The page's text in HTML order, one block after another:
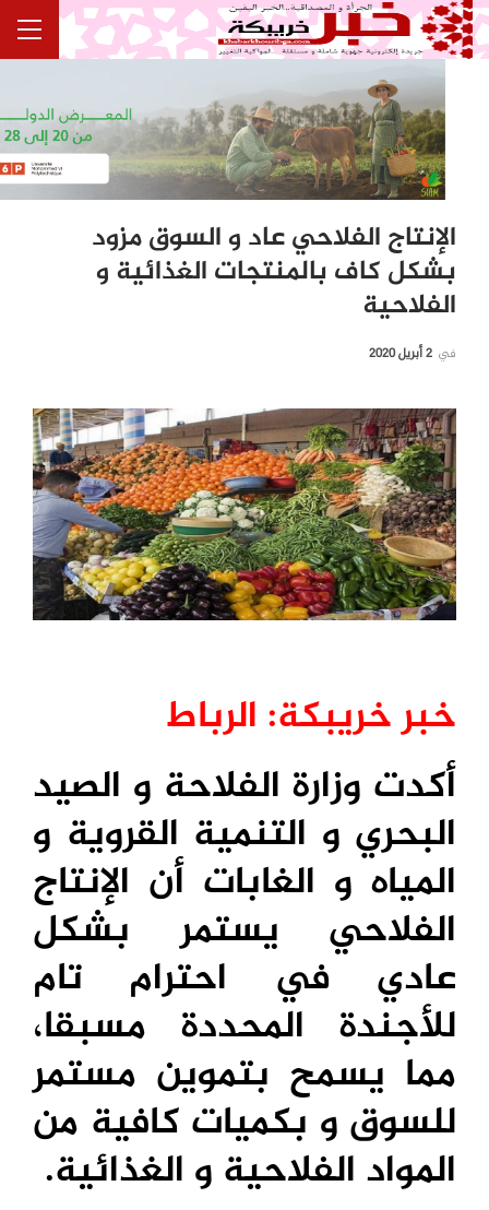
الإنتاج الفلاحي عاد و السوق مزود
بشكل كاف بالمنتجات الغذائية و
الفلاحية
في 2 أبريل 2020
خبر خريبكة: الرباط
أكدت وزارة الفلاحة و الصيد
البحري و التنمية القروية و
المياه و الغابات أن الإنتاج
الفلاحي يستمر بشكل
عادي في احترام تام
للأجندة المحددة مسبقا،
مما يسمح بتموين مستمر
للسوق و بكميات كافية من
المواد الفلاحية و الغذائية.